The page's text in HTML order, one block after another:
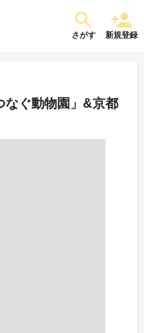
さがす 新規登録
なぐ動物園」&京都